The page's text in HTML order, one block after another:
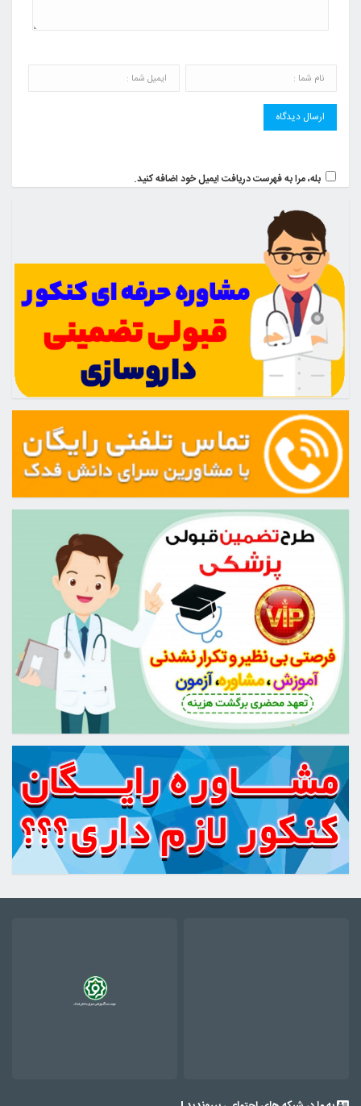
بله، مرا به فهرست دریافت ایمیل خود اضافه کنید.